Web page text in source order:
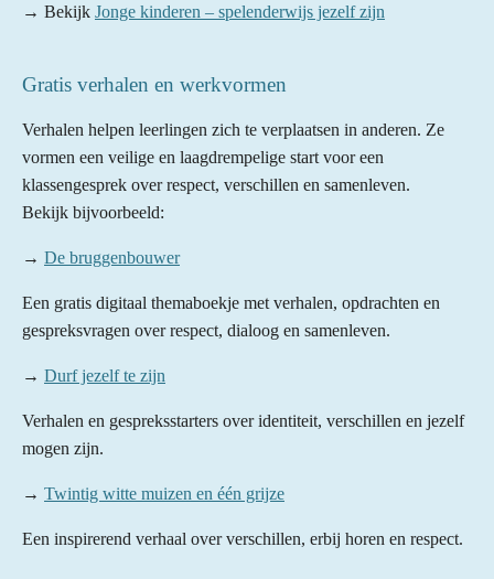
→ Bekijk Jonge kinderen – spelenderwijs jezelf zijn
Gratis verhalen en werkvormen
Verhalen helpen leerlingen zich te verplaatsen in anderen. Ze
vormen een veilige en laagdrempelige start voor een
klassengesprek over respect, verschillen en samenleven.
Bekijk bijvoorbeeld:
→ De bruggenbouwer
Een gratis digitaal themaboekje met verhalen, opdrachten en
gespreksvragen over respect, dialoog en samenleven.
→ Durf jezelf te zijn
Verhalen en gespreksstarters over identiteit, verschillen en jezelf
mogen zijn.
→ Twintig witte muizen en één grijze
Een inspirerend verhaal over verschillen, erbij horen en respect.